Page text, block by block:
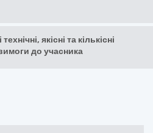
якісні та кількісні
до учасника